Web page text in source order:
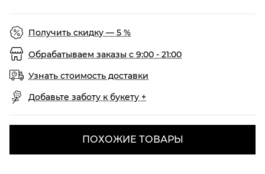
Получить скидку — 5 %
Обрабатываем заказы с 9:00 - 21:00
Узнать стоимость доставки
Добавьте заботу к букету +
ПОХОЖИЕ ТОВАРЫ